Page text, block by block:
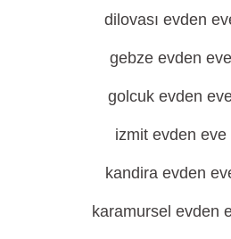
dilovası evden
gebze evden
golcuk evden
izmit evden eve
kandira evden
karamursel evden